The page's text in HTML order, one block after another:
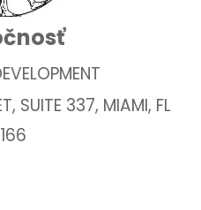
SUITE 337, MIAMI, FL